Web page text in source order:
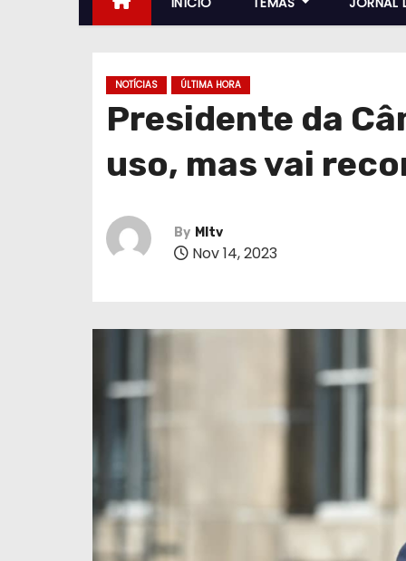
NOTÍCIAS ÚLTIMA HORA
Presidente da
uso, mas vai
By MItv
Nov 14, 2023